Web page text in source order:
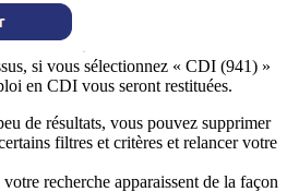
si vous sélectionnez « CDI (941) »
en CDI vous seront restituées.
de résultats, vous pouvez supprimer
filtres et critères et relancer votre
recherche apparaissent de la façon